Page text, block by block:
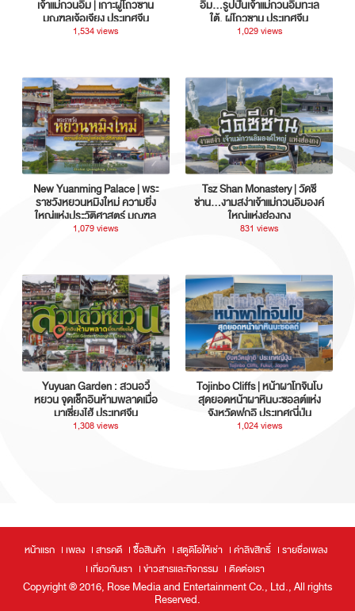
เจ้าแม่กวนอิม | เกาะผู่โถวซาน
มณฑลเจ้อเจียง ประเทศจีน
1,534 views
อิม...รูปปั้นเจ้าแม่กวนอิมทะเล
ใต้, ผู่โถวซาน ประเทศจีน
1,029 views
New Yuanming Palace | พระ
ราชวังหยวนหมิงใหม่ ความยิ่ง
ใหญ่แห่งประวัติศาสตร์ มณฑล
กวางตุ้ง ประเทศจีน
1,079 views
Tsz Shan Monastery | วัดซี
ซ่าน…งามสง่าเจ้าแม่กวนอิมองค์
ใหญ่แห่งฮ่องกง
831 views
Yuyuan Garden : สวนอวี้
หยวน จุดเช็กอินห้ามพลาดเมื่อ
มาเซี่ยงไฮ้ ประเทศจีน
1,308 views
Tojinbo Cliffs | หน้าผาโทจินโบ
สุดยอดหน้าผาหินบะซอลต์แห่ง
จังหวัดฟุกุอิ ประเทศญี่ปุ่น
1,024 views
หน้าแรก เพลง สารคดี ซื้อสินค้า สตูดิโอให้เช่า ค่าลิขสิทธิ์
รายชื่อเพลง
เกี่ยวกับเรา
ข่าวสารและกิจกรรม ติดต่อเรา
Copyright ® 2016, Rose Media and Entertainment Co., Ltd., All rights
Reserved.